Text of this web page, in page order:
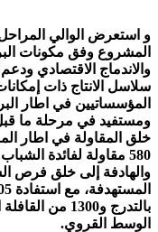
و استعرض الوالي
المشروع وفق مكونات
والاندماج الاقتصادي
سلاسل الانتاج ذات
خلق المقاولة في اطار
والهادفة إلى خلق فرص
بالتدرج
الوسط القروي.